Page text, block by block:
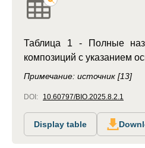
Таблица 1 - Полные
композиций с указанием
Примечание: источник [13]
DOI: 10.60797/BIO.2025.8.2.1
Display table